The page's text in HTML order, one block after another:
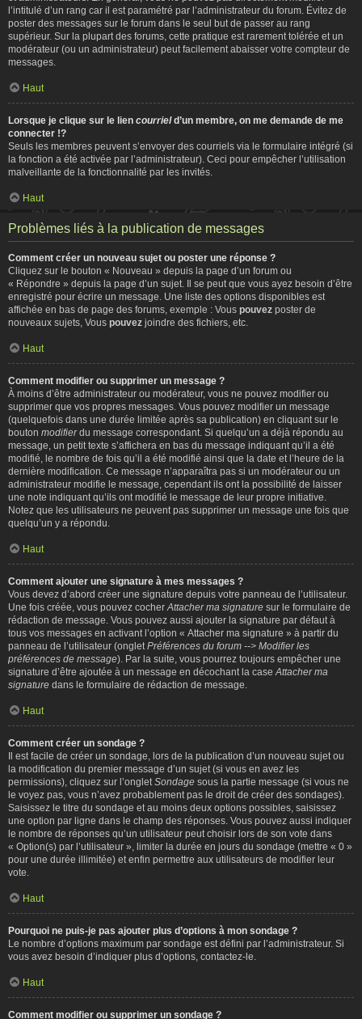
l’intitulé d’un rang car il est paramétré par l’administrateur du forum. Évitez de
poster des messages sur le forum dans le seul but de passer au rang
supérieur. Sur la plupart des forums, cette pratique est rarement tolérée et un
modérateur (ou un administrateur) peut facilement abaisser votre compteur de
messages.
Haut
Lorsque je clique sur le lien courrield’un membre, on me demande de me
connecter !?
Seuls les membres peuvent s’envoyer des courriels via le formulaire intégré (si
la fonction a été activée par l’administrateur). Ceci pour empêcher l’utilisation
malveillante de la fonctionnalité par les invités.
Haut
Problèmes liés à la publication de messages
Comment créer un nouveau sujet ou poster une réponse ?
Cliquez sur le bouton « Nouveau » depuis la page d’un forum ou
« Répondre » depuis la page d’un sujet. Il se peut que vous ayez besoin d’être
enregistré pour écrire un message. Une liste des options disponibles est
affichée en bas de page des forums, exemple : Vous pouvez poster de
nouveaux sujets, Vous pouvez joindre des fichiers, etc.
Haut
Comment modifier ou supprimer un message ?
À moins d’être administrateur ou modérateur, vous ne pouvez modifier ou
supprimer que vos propres messages. Vous pouvez modifier un message
(quelquefois dans une durée limitée après sa publication) en cliquant sur le
bouton modifierdu message correspondant. Si quelqu’un a déjà répondu au
message, un petit texte s’affichera en bas du message indiquant qu’il a été
modifié, le nombre de fois qu’il a été modifié ainsi que la date et l’heure de la
dernière modification. Ce message n’apparaîtra pas si un modérateur ou un
administrateur modifie le message, cependant ils ont la possibilité de laisser
une note indiquant qu’ils ont modifié le message de leur propre initiative.
Notez que les utilisateurs ne peuvent pas supprimer un message une fois que
quelqu’un y a répondu.
Haut
Comment ajouter une signature à mes messages ?
Vous devez d’abord créer une signature depuis votre panneau de l’utilisateur.
Une fois créée, vous pouvez cocher Attacher ma signature sur le formulaire de
rédaction de message. Vous pouvez aussi ajouter la signature par défaut à
tous vos messages en activant l’option « Attacher ma signature » à partir du
panneau de l’utilisateur (onglet Préférences du forum --> Modifier les
préférences de message). Par la suite, vous pourrez toujours empêcher une
signature d’être ajoutée à un message en décochant la case Attacher ma
signature dans le formulaire de rédaction de message.
Haut
Comment créer un sondage ?
Il est facile de créer un sondage, lors de la publication d’un nouveau sujet ou
la modification du premier message d’un sujet (si vous en avez les
permissions), cliquez sur l’onglet Sondage sous la partie message (si vous ne
le voyez pas, vous n’avez probablement pas le droit de créer des sondages).
Saisissez le titre du sondage et au moins deux options possibles, saisissez
une option par ligne dans le champ des réponses. Vous pouvez aussi indiquer
le nombre de réponses qu’un utilisateur peut choisir lors de son vote dans
« Option(s) par l’utilisateur », limiter la durée en jours du sondage (mettre « 0 »
pour une durée illimitée) et enfin permettre aux utilisateurs de modifier leur
vote.
Haut
Pourquoi ne puis-je pas ajouter plus d’options à mon sondage ?
Le nombre d’options maximum par sondage est défini par l’administrateur. Si
vous avez besoin d’indiquer plus d’options, contactez-le.
Haut
Comment modifier ou supprimer un sondage ?